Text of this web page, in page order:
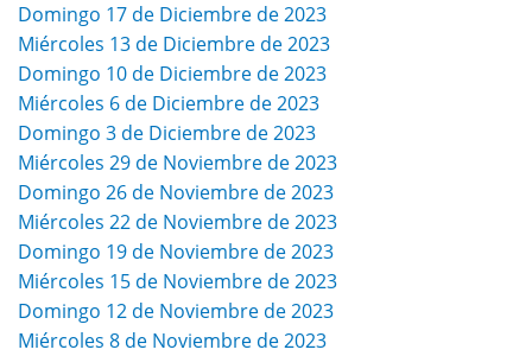
Domingo 17 de Diciembre de 2023
Miércoles 13 de Diciembre de 2023
Domingo 10 de Diciembre de 2023
Miércoles 6 de Diciembre de 2023
Domingo 3 de Diciembre de 2023
Miércoles 29 de Noviembre de 2023
Domingo 26 de Noviembre de 2023
Miércoles 22 de Noviembre de 2023
Domingo 19 de Noviembre de 2023
Miércoles 15 de Noviembre de 2023
Domingo 12 de Noviembre de 2023
Miércoles 8 de Noviembre de 2023